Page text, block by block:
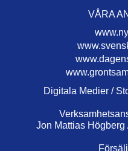
VÅRA
Digitala Medier /
Jon Mattias Högberg